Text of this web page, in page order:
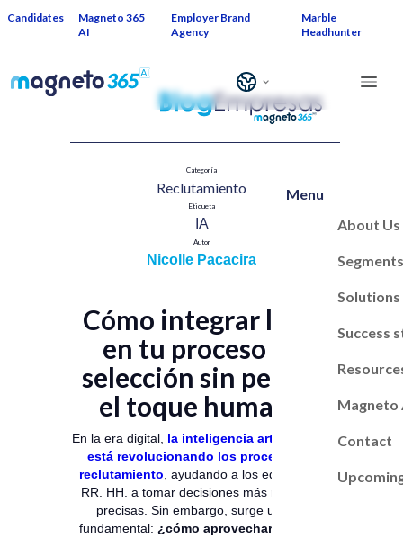
Candidates
Magneto 365
AI
Employer Brand
Agency
Marble
Headhunter
Menu
About Us
Segments
Solutions
Success
Magneto
Contact
Categoría
Reclutamiento​
Etiqueta
IA​
Autor
Nicolle Pacacira
Cómo integrar la IA
en tu proceso de
selección sin perder
el toque humano
En la era digital, la inteligencia artificial (IA)
está revolucionando los procesos de
reclutamiento , ayudando a los equipos de
RR. HH. a tomar decisiones más rápidas y
precisas. Sin embargo, surge un reto
fundamental: ¿cómo aprovechar la IA sin